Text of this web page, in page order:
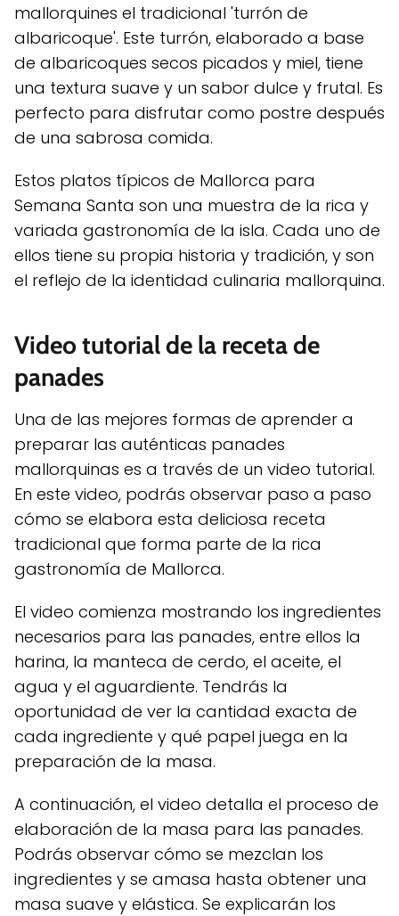
mallorquines el tradicional 'turrón de
albaricoque'. Este turrón, elaborado a base
de albaricoques secos picados y miel, tiene
una textura suave y un sabor dulce y frutal. Es
perfecto para disfrutar como postre después
de una sabrosa comida.
Estos platos típicos de Mallorca para
Semana Santa son una muestra de la rica y
variada gastronomía de la isla. Cada uno de
ellos tiene su propia historia y tradición, y son
el reflejo de la identidad culinaria mallorquina.
Video tutorial de la receta de
panades
Una de las mejores formas de aprender a
preparar las auténticas panades
mallorquinas es a través de un video tutorial.
En este video, podrás observar paso a paso
cómo se elabora esta deliciosa receta
tradicional que forma parte de la rica
gastronomía de Mallorca.
El video comienza mostrando los ingredientes
necesarios para las panades, entre ellos la
harina, la manteca de cerdo, el aceite, el
agua y el aguardiente. Tendrás la
oportunidad de ver la cantidad exacta de
cada ingrediente y qué papel juega en la
preparación de la masa.
A continuación, el video detalla el proceso de
elaboración de la masa para las panades.
Podrás observar cómo se mezclan los
ingredientes y se amasa hasta obtener una
masa suave y elástica. Se explicarán los